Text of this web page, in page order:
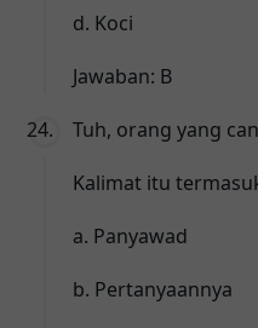
d. Koci
Jawaban: B
Tuh, orang yang
Kalimat itu
a. Panyawad
b. Pertanyaannya